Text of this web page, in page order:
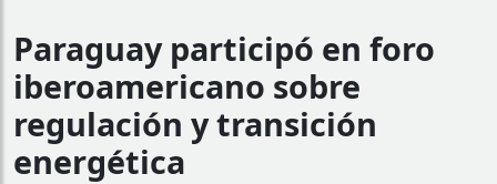
Paraguay participó en foro
iberoamericano sobre
regulación y transición
energética